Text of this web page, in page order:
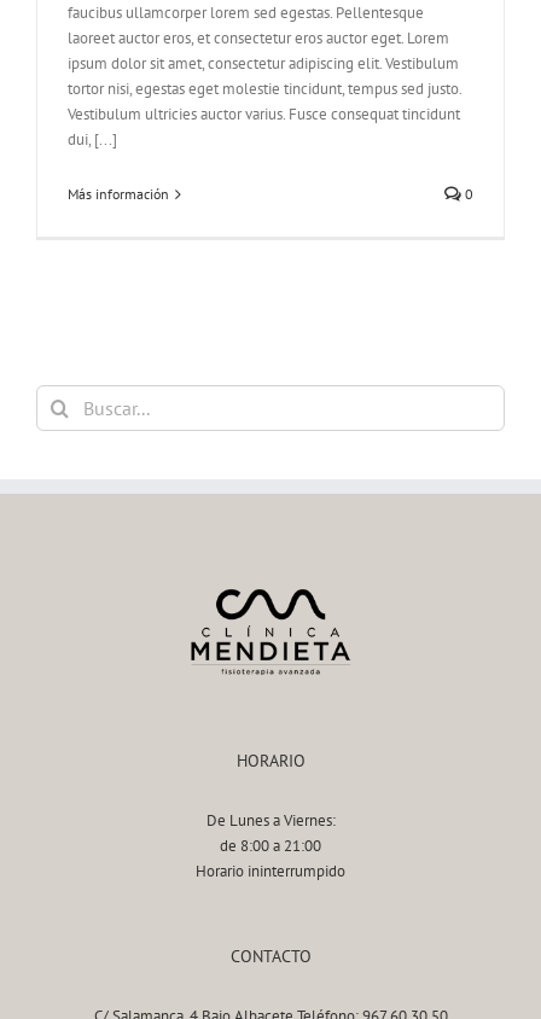
faucibus ullamcorper lorem sed egestas. Pellentesque
laoreet auctor eros, et consectetur eros auctor eget. Lorem
ipsum dolor sit amet, consectetur adipiscing elit. Vestibulum
tortor nisi, egestas eget molestie tincidunt, tempus sed justo.
Vestibulum ultricies auctor varius. Fusce consequat tincidunt
dui, [...]
Más información 0
Buscar:
HORARIO
De Lunes a Viernes:
de 8:00 a 21:00
Horario ininterrumpido
CONTACTO